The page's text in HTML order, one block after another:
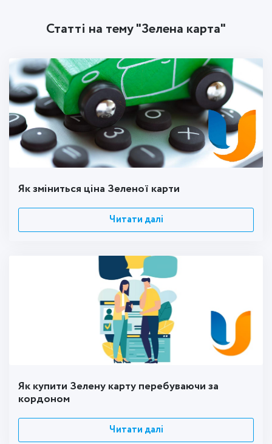
Статті на тему "Зелена карта"
Як зміниться ціна Зеленої карти
Читати далі
Як купити Зелену карту перебуваючи за
кордоном
Читати далі